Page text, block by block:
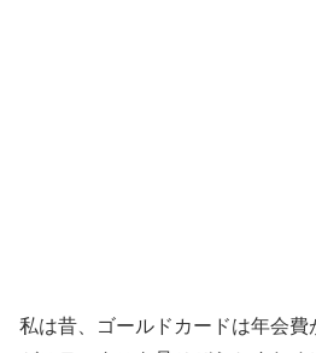
私は昔、ゴールドカードは年会費